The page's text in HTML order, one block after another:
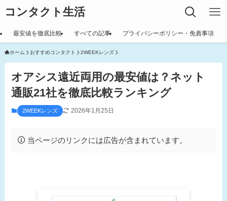
コンタクト生活
最安値を徹底比較 すべての記事 プライバシーポリシー・免責事項
ホーム おすすめコンタクト 2WEEKレンズ
オアシス遠近両用の最安値は？ネット
通販21社を徹底比較ランキング
2WEEKレンズ 2026年1月25日
当ページのリンクには広告が含まれています。